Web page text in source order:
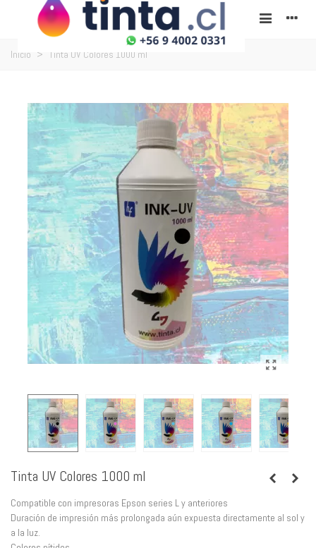
Inicio > Tinta UV Colores 1000 ml
Tinta UV Colores 1000 ml
Compatible con impresoras Epson series L y anteriores
Duración de impresión más prolongada aún expuesta directamente al sol y
a la luz.